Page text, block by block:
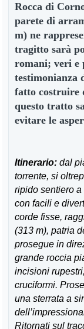
Rocca di
parete di
m) ne
tragitto sarà
romani; veri e
testimonianza
fatto costruire
questo tratto
evitare le
Itinerario: dal
torrente, si
ripido sentiero
con facili e
corde fisse,
(313 m), patria
prosegue in
grande roccia
incisioni
cruciformi.
una sterrata a
Ritornati sul